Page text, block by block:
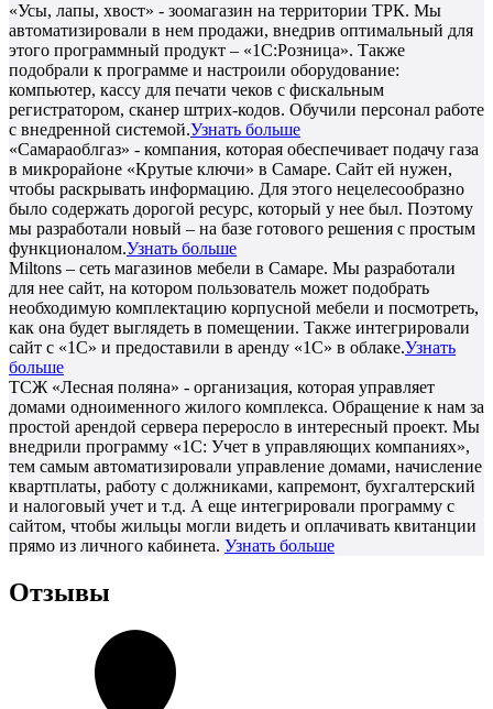
«Усы, лапы, хвост» - зоомагазин на территории ТРК. Мы
автоматизировали в нем продажи, внедрив оптимальный для
этого программный продукт – «1С:Розница». Также
подобрали к программе и настроили оборудование:
компьютер, кассу для печати чеков с фискальным
регистратором, сканер штрих-кодов. Обучили персонал работе
с внедренной системой.Узнать больше
«Самараоблгаз» - компания, которая обеспечивает подачу газа
в микрорайоне «Крутые ключи» в Самаре. Сайт ей нужен,
чтобы раскрывать информацию. Для этого нецелесообразно
было содержать дорогой ресурс, который у нее был. Поэтому
мы разработали новый – на базе готового решения с простым
функционалом.Узнать больше
Miltons – сеть магазинов мебели в Самаре. Мы разработали
для нее сайт, на котором пользователь может подобрать
необходимую комплектацию корпусной мебели и посмотреть,
как она будет выглядеть в помещении. Также интегрировали
сайт с «1С» и предоставили в аренду «1С» в облаке.Узнать
больше
ТСЖ «Лесная поляна» - организация, которая управляет
домами одноименного жилого комплекса. Обращение к нам за
простой арендой сервера переросло в интересный проект. Мы
внедрили программу «1С: Учет в управляющих компаниях»,
тем самым автоматизировали управление домами, начисление
квартплаты, работу с должниками, капремонт, бухгалтерский
и налоговый учет и т.д. А еще интегрировали программу с
сайтом, чтобы жильцы могли видеть и оплачивать квитанции
прямо из личного кабинета. Узнать больше
Отзывы